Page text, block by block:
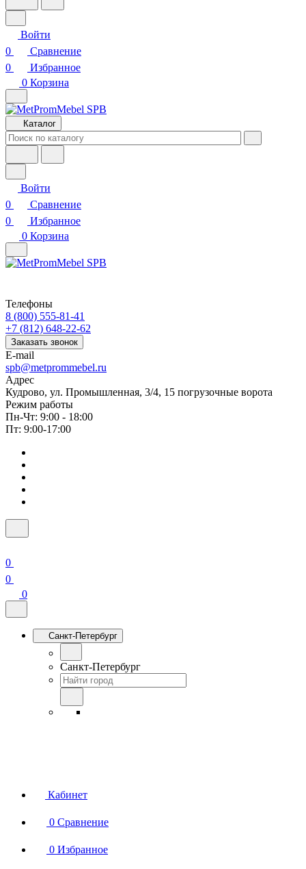
Войти
0
Сравнение
0
Избранное
0 Корзина
Каталог
Войти
0
Сравнение
0
Избранное
0 Корзина
Телефоны
8 (800) 555-81-41
+7 (812) 648-22-62
Заказать звонок
E-mail
spb@metprommebel.ru
Адрес
Кудрово, ул. Промышленная, 3/4, 15 погрузочные ворота
Режим работы
Пн-Чт: 9:00 - 18:00
Пт: 9:00-17:00
0
0
0
Санкт-Петербург
Санкт-Петербург
Кабинет
0 Сравнение
0 Избранное